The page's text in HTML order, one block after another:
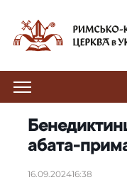
абата-
16.09.202416:38